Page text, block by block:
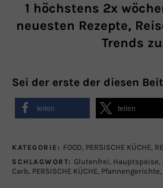
1 höchstens 2x
neuesten Rezepte,
Trends
Sei der erste der diesen
teilen teilen
KATEGORIE: FOOD, PERSISCHE KÜCHE,
SCHLAGWORT: Glutenfrei, Hauptspeise,
Carb, PERSISCHE KÜCHE, Pfannengerichte,